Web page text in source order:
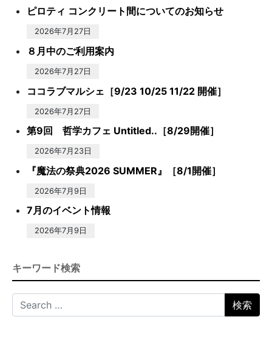
ピロティ コンクリート間についてのお知らせ
2026年7月27日
８月中のご利用案内
2026年7月27日
ココラブマルシェ［9/23 10/25 11/22 開催］
2026年7月27日
第9回 哲学カフェ Untitled..［8/29開催］
2026年7月23日
『魔法の祭典2026 SUMMER』［8/1開催］
2026年7月9日
7月のイベント情報
2026年7月9日
キーワード検索
Search for: